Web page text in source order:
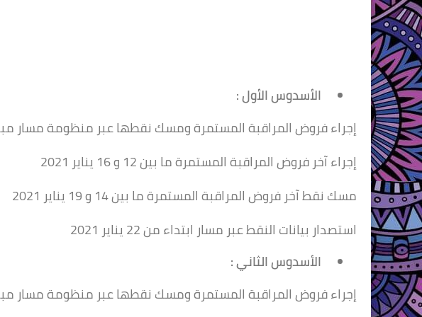
الأسدوس الأول :
إجراء فروض المراقبة المستمرة ومسك نقطها عبر منظومة مسار
إجراء آخر فروض المراقبة المستمرة ما بين 12 و 16 يناير 2021
مسك نقط آخر فروض المراقبة المستمرة ما بين 14 و 19 يناير 2021
استصدار بيانات النقط عبر مسار ابتداء من 22 يناير 2021
الأسدوس الثاني :
إجراء فروض المراقبة المستمرة ومسك نقطها عبر منظومة مسار